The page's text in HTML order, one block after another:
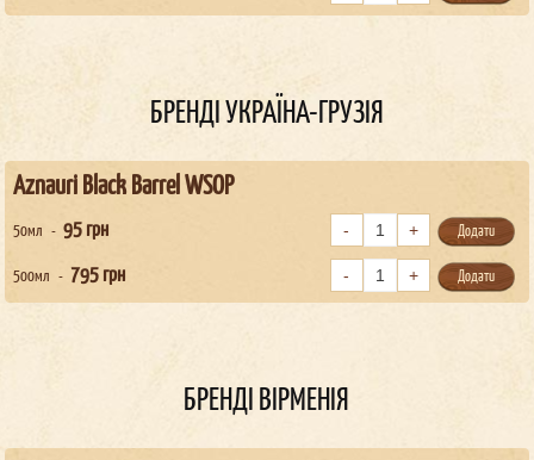
БРЕНДІ УКРАЇНА-ГРУЗІЯ
Aznauri Black Barrel WSOP
50мл 95 грн Додати
500мл 795 грн Додати
БРЕНДІ ВІРМЕНІЯ